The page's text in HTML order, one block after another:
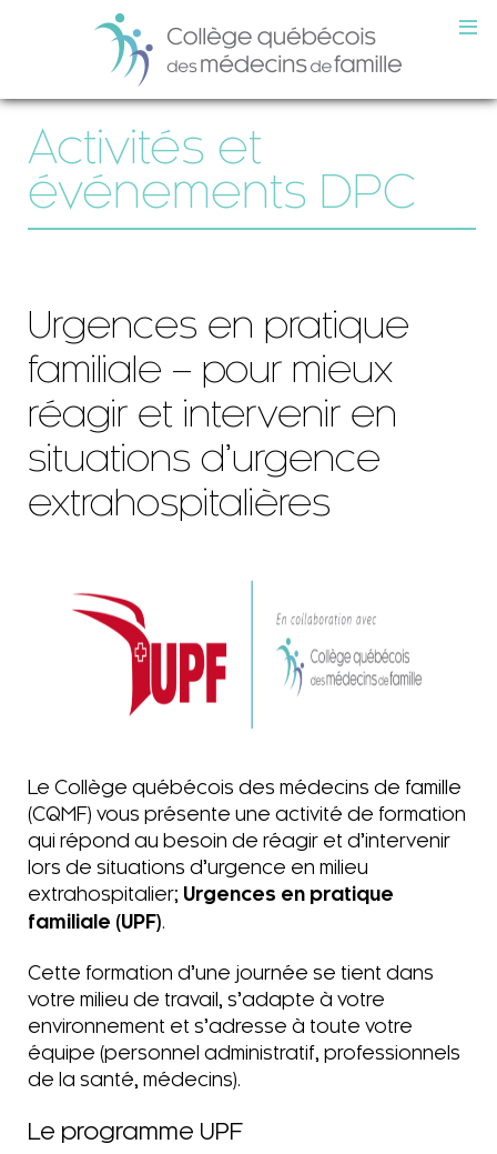
Activités et
événements DPC
Urgences en pratique
familiale – pour mieux
réagir et intervenir en
situations d’urgence
extrahospitalières
Le Collège québécois des médecins de famille
(CQMF) vous présente une activité de formation
qui répond au besoin de réagir et d’intervenir
lors de situations d’urgence en milieu
extrahospitalier; Urgences en pratique
familiale (UPF).
Cette formation d’une journée se tient dans
votre milieu de travail, s’adapte à votre
environnement et s’adresse à toute votre
équipe (personnel administratif, professionnels
de la santé, médecins).
Le programme UPF